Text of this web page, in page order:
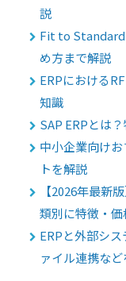
説
Fit to Standard
め方まで解説
ERPにおける
知識
SAP ERPとは
中小企業向け
トを解説
【2026年最新
類別に特徴・
ERPと外部シ
ァイル連携な